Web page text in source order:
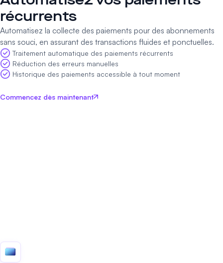
récurrents
Automatisez la collecte des paiements pour des abonnements
sans souci, en assurant des transactions fluides et ponctuelles.
Traitement automatique des paiements récurrents
Réduction des erreurs manuelles
Historique des paiements accessible à tout moment
Commencez dès maintenant